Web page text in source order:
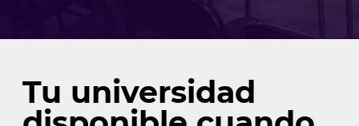
Tu universidad